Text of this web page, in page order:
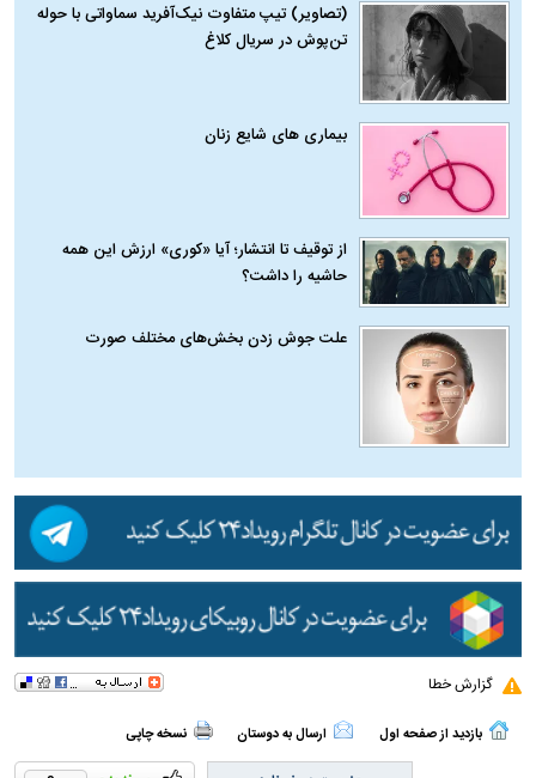
(تصاویر) تیپ متفاوت نیک‌آفرید سماواتی با حوله
تن‌پوش در سریال کلاغ
بیماری‌ های شایع زنان
از توقیف تا انتشار؛ آیا «کوری» ارزش این همه
حاشیه را داشت؟
علت جوش زدن بخش‌های مختلف صورت
گزارش خطا
بازدید از صفحه اول ارسال به دوستان نسخه چاپی